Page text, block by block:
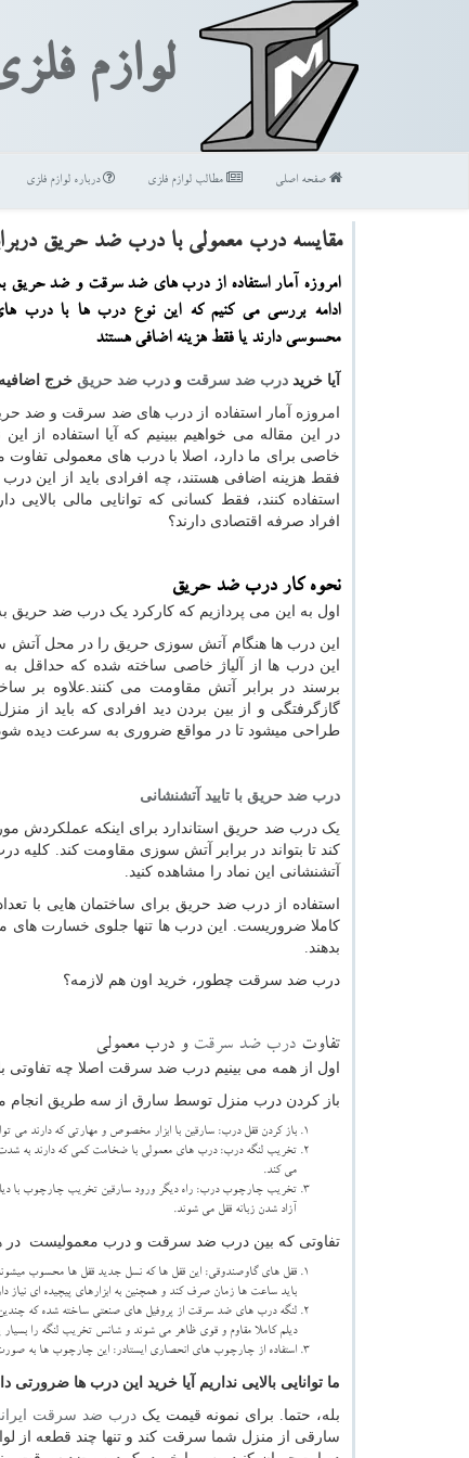
لوازم
صفحه اصلی مطالب لوازم فلزی درباره لوازم فلزی
مقایسه درب معمولی با درب ضد حریق
امروزه آمار استفاده از درب های ضد سرقت و ضد حریق
ادامه بررسی می كنیم كه این نوع درب ها با درب
محسوسی دارند یا فقط هزینه اضافی هستند
آیا خرید درب ضد سرقت و درب ضد حریق خرج
امروزه آمار استفاده از درب های ضد سرقت و ضد
در این مقاله می خواهیم ببینیم که آیا استفاده از
خاصی برای ما دارد، اصلا با درب های معمولی تفاوت
فقط هزینه اضافی هستند، چه افرادی باید از این
استفاده کنند، فقط کسانی که توانایی مالی بالایی
افراد صرفه اقتصادی دارند؟
نحوه کار درب ضد حریق
اول به این می پردازیم که کارکرد یک درب ضد
این درب ها هنگام آتش سوزی حریق را در محل آتش
این درب ها از آلیاژ خاصی ساخته شده که
برسند در برابر آتش مقاومت می کنند.علاوه بر
گازگرفتگی و از بین بردن دید افرادی که باید
طراحی میشود تا در مواقع ضروری به سرعت دیده شود
درب ضد حریق با تایید آتشنشانی
یک درب ضد حریق استاندارد برای اینکه عملکردش
کند تا بتواند در برابر آتش سوزی مقاومت کند. کلیه
آتشنشانی این نماد را مشاهده کنید.
استفاده از درب ضد حریق برای ساختمان هایی با
کاملا ضروریست. این درب ها تنها جلوی خسارت های
بدهند.
درب ضد سرقت چطور، خرید اون هم لازمه؟
تفاوت درب ضد سرقت و درب معمولی
اول از همه می بینیم درب ضد سرقت اصلا چه تفاوتی
باز کردن درب منزل توسط سارق از سه طریق انجام
باز کردن قفل درب: سارقین با ابزار مخصوص و مهارتی که دارند می
تخریب لنگه درب: درب های معمولی با ضخامت کمی که دارند به شدت
می کند.
تخریب چارچوب درب: راه دیگر ورود سارقین تخریب چارچوب با
آزاد شدن زبانه قفل می شوند.
تفاوتی که بین درب ضد سرقت و درب معمولیست در
قفل های گاوصندوقی: این قفل ها که نسل جدید قفل ها محسوب
باید ساعت ها زمان صرف کند و همچنین به ابزارهای پیچیده ای نیاز
لنگه درب های ضد سرقت از پروفیل های صنعتی ساخته شده که چندین
دیلم کاملا مقاوم و قوی ظاهر می شوند و شانس تخریب لنگه را بسیار
استفاده از چارچوب های انحصاری ایستادر: این چارچوب ها به
ما توانایی بالایی نداریم آیا خرید این درب ها ضرورتی
بله، حتما. برای نمونه قیمت یکدرب ضد سرقت
سارقی از منزل شما سرقت کند و تنها چند قطعه از